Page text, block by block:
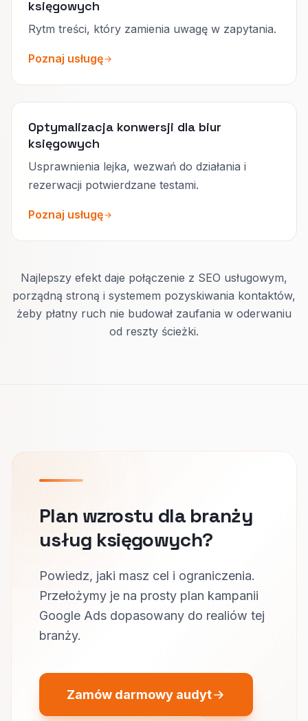
księgowych
Rytm treści, który zamienia uwagę w zapytania.
Poznaj usługę
Optymalizacja konwersji dla biur
księgowych
Usprawnienia lejka, wezwań do działania i
rezerwacji potwierdzane testami.
Poznaj usługę
Najlepszy efekt daje połączenie z SEO usługowym,
porządną stroną i systemem pozyskiwania kontaktów,
żeby płatny ruch nie budował zaufania w oderwaniu
od reszty ścieżki.
Plan wzrostu dla branży
usług księgowych?
Powiedz, jaki masz cel i ograniczenia.
Przełożymy je na prosty plan kampanii
Google Ads dopasowany do realiów tej
branży.
Zamów darmowy audyt